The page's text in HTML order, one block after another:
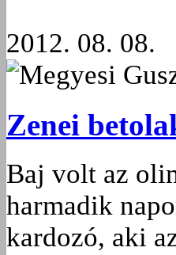
2012. 08. 08.
Megyesi
Zenei
Baj volt az
harmadik
kardozó, aki